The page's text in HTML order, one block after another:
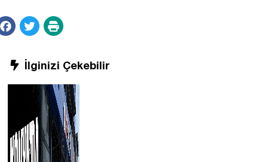
İlginizi Çekebilir